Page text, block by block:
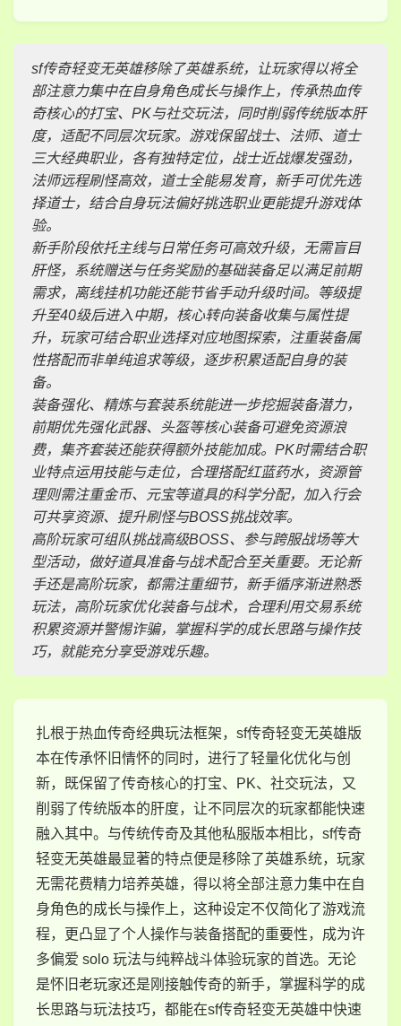
sf传奇轻变无英雄移除了英雄系统，让玩家得以将全
部注意力集中在自身角色成长与操作上，传承热血传
奇核心的打宝、PK与社交玩法，同时削弱传统版本肝
度，适配不同层次玩家。游戏保留战士、法师、道士
三大经典职业，各有独特定位，战士近战爆发强劲，
法师远程刷怪高效，道士全能易发育，新手可优先选
择道士，结合自身玩法偏好挑选职业更能提升游戏体
验。
新手阶段依托主线与日常任务可高效升级，无需盲目
肝怪，系统赠送与任务奖励的基础装备足以满足前期
需求，离线挂机功能还能节省手动升级时间。等级提
升至40级后进入中期，核心转向装备收集与属性提
升，玩家可结合职业选择对应地图探索，注重装备属
性搭配而非单纯追求等级，逐步积累适配自身的装
备。
装备强化、精炼与套装系统能进一步挖掘装备潜力，
前期优先强化武器、头盔等核心装备可避免资源浪
费，集齐套装还能获得额外技能加成。PK时需结合职
业特点运用技能与走位，合理搭配红蓝药水，资源管
理则需注重金币、元宝等道具的科学分配，加入行会
可共享资源、提升刷怪与BOSS挑战效率。
高阶玩家可组队挑战高级BOSS、参与跨服战场等大
型活动，做好道具准备与战术配合至关重要。无论新
手还是高阶玩家，都需注重细节，新手循序渐进熟悉
玩法，高阶玩家优化装备与战术，合理利用交易系统
积累资源并警惕诈骗，掌握科学的成长思路与操作技
巧，就能充分享受游戏乐趣。
扎根于热血传奇经典玩法框架，sf传奇轻变无英雄版
本在传承怀旧情怀的同时，进行了轻量化优化与创
新，既保留了传奇核心的打宝、PK、社交玩法，又
削弱了传统版本的肝度，让不同层次的玩家都能快速
融入其中。与传统传奇及其他私服版本相比，sf传奇
轻变无英雄最显著的特点便是移除了英雄系统，玩家
无需花费精力培养英雄，得以将全部注意力集中在自
身角色的成长与操作上，这种设定不仅简化了游戏流
程，更凸显了个人操作与装备搭配的重要性，成为许
多偏爱 solo 玩法与纯粹战斗体验玩家的首选。无论
是怀旧老玩家还是刚接触传奇的新手，掌握科学的成
长思路与玩法技巧，都能在sf传奇轻变无英雄中快速